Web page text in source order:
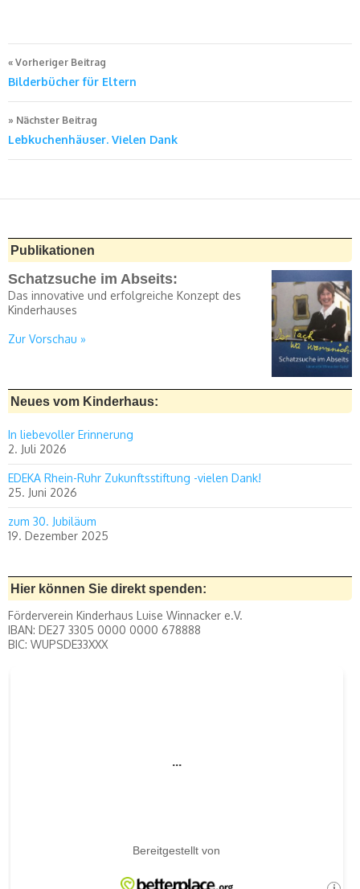
Beitragsnavigation
Vorheriger Beitrag
Bilderbücher für Eltern
Nächster Beitrag
Lebkuchenhäuser. Vielen Dank
Publikationen
Schatzsuche im Abseits:
Das innovative und erfolgreiche Konzept des
Kinderhauses
Zur Vorschau »
Neues vom Kinderhaus:
In liebevoller Erinnerung
2. Juli 2026
EDEKA Rhein-Ruhr Zukunftsstiftung -vielen Dank!
25. Juni 2026
zum 30. Jubiläum
19. Dezember 2025
Hier können Sie direkt spenden:
Förderverein Kinderhaus Luise Winnacker e.V.
IBAN: DE27 3305 0000 0000 678888
BIC: WUPSDE33XXX